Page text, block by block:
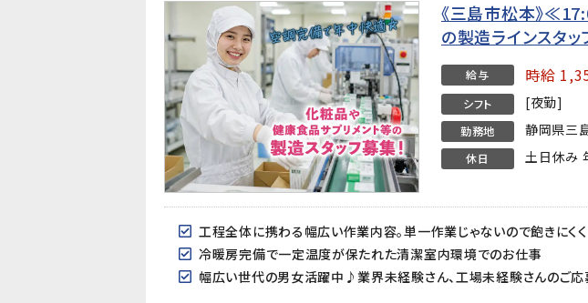
《三島市松本》
の製造ラインスタ
給与 時給
シフト [夜勤]
勤務地 静岡県三
休日 土日休み
工程全体に携わる幅広い作業内容。単一作業じゃないので飽きにく
冷暖房完備で一定温度が保たれた清潔室内環境でのお仕事
幅広い世代の男女活躍中♪業界未経験さん、工場未経験さんのご応